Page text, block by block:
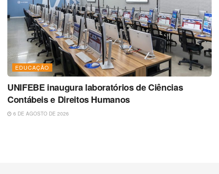
EDUCAÇÃO
UNIFEBE inaugura laboratórios de Ciências
Contábeis e Direitos Humanos
6 DE AGOSTO DE 2026